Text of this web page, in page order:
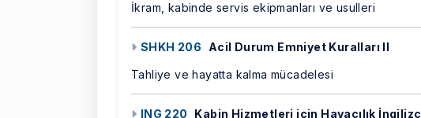
İkram, kabinde servis ekipmanları ve usulleri
SHKH 206 Acil Durum Emniyet Kuralları II
Tahliye ve hayatta kalma mücadelesi
ING 220 Kabin Hizmetleri için Havacılık